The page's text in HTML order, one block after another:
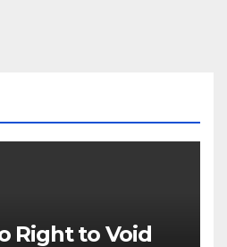
Right to Void